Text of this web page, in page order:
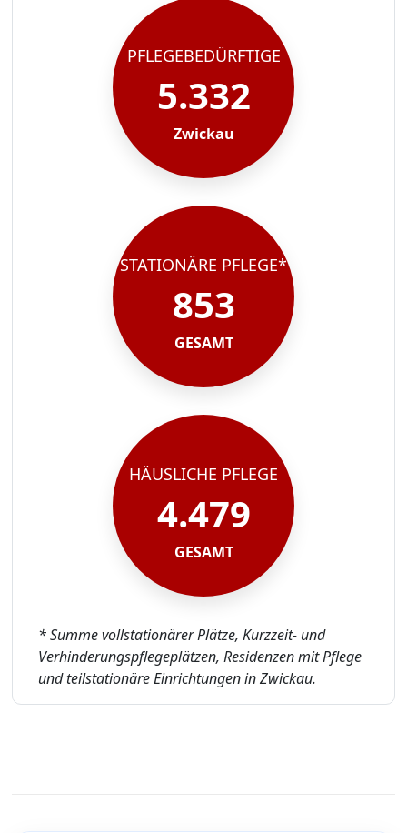
PFLEGEBEDÜRFTIGE
5.332
Zwickau
STATIONÄRE PFLEGE*
853
GESAMT
HÄUSLICHE PFLEGE
4.479
GESAMT
* Summe vollstationärer Plätze, Kurzzeit- und
Verhinderungspflegeplätzen, Residenzen mit Pflege
und teilstationäre Einrichtungen in Zwickau.